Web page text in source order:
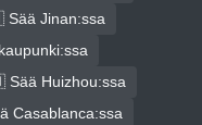
Jinan:ssa
Huizhou:ssa
Casablanca:ssa